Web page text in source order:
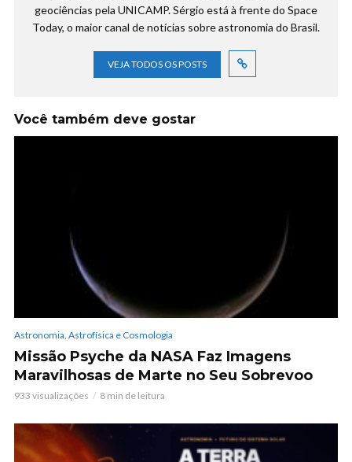
geociências pela UNICAMP. Sérgio está à frente do Space
Today, o maior canal de notícias sobre astronomia do Brasil.
VEJA TODOS OS POSTS
Você também deve gostar
Astronomia, Astrofísica e Cosmologia
Missão Psyche da NASA Faz Imagens
Maravilhosas de Marte no Seu Sobrevoo
933 visualizações 8 min de leitura